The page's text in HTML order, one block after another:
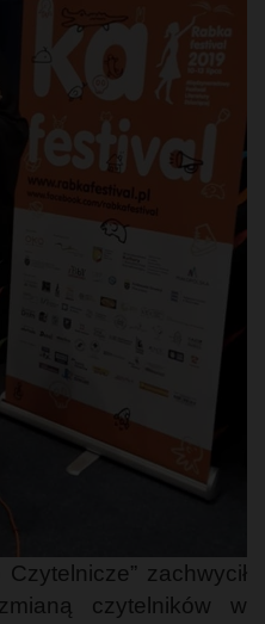
zachwycił
czytelników w